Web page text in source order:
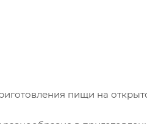
пищи на